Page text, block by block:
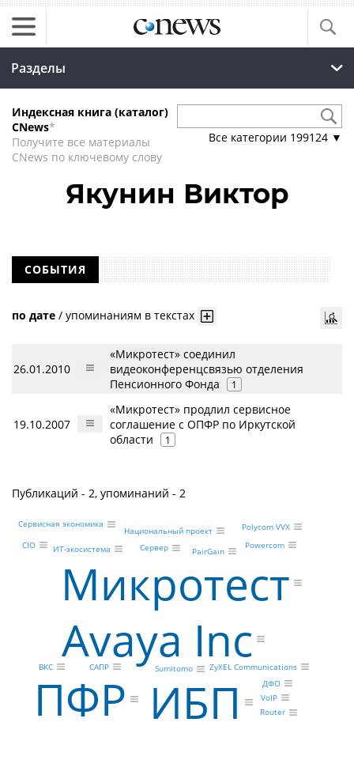
Разделы
Индексная книга (каталог)
CNews*
Получите все материалы
CNews по ключевому слову
Все категории 199124 ▼
Якунин Виктор
СОБЫТИЯ
по дате / упоминаниям в текстах
26.01.2010
«Микротест» соединил
видеоконференцсвязью отделения
Пенсионного Фонда
1
19.10.2007
«Микротест» продлил сервисное
соглашение с ОПФР по Иркутской
области
1
Публикаций - 2, упоминаний - 2
Avaya Inc
Микротест
ПФР ИБП
Powercom
Sumitomo ZyXEL Communications
PairGain
Сервер
САПР
Router
ВКС
VoIP
ИТ-экосистема
Polycom VVX
ДФО
Национальный проект
Сервисная экономика
CIO